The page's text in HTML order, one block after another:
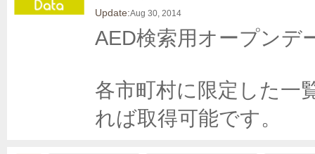
Update:Aug 30, 2014
AED検索用オープンデ
各市町村に限定した一
れば取得可能です。